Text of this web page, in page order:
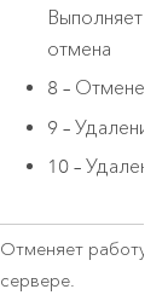
Выполняется
отмена
8 – Отменено
9 – Удаление
10 – Удалено
Отменяет работу
сервере.